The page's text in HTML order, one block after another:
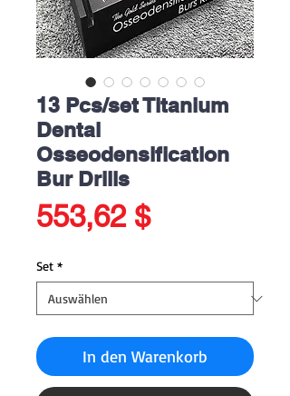
13 Pcs/set Titanium
Dental
Osseodensification
Bur Drills
553,62 $Preis
Set *
In den Warenkorb